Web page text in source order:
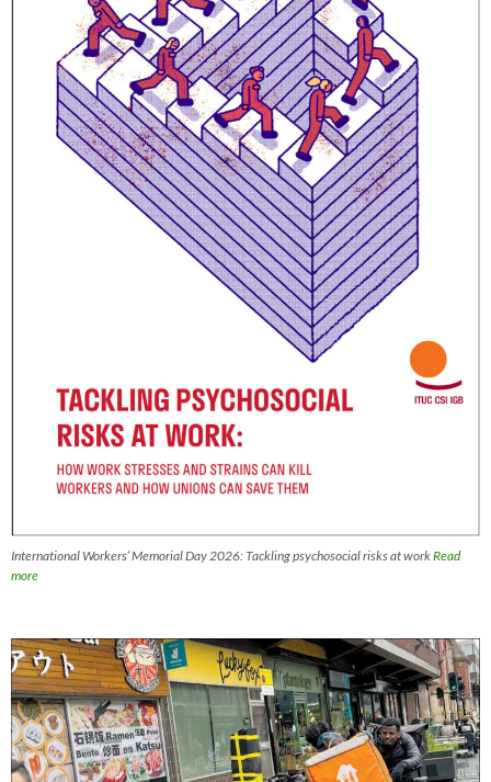
International Workers’ Memorial Day 2026: Tackling psychosocial risks at workRead
more